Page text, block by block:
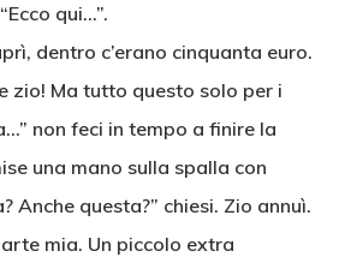
qui…”.
dentro c’erano cinquanta euro.
zio! Ma tutto questo solo per i
non feci in tempo a finire la
una mano sulla spalla con
Anche questa?” chiesi. Zio annuì.
mia. Un piccolo extra